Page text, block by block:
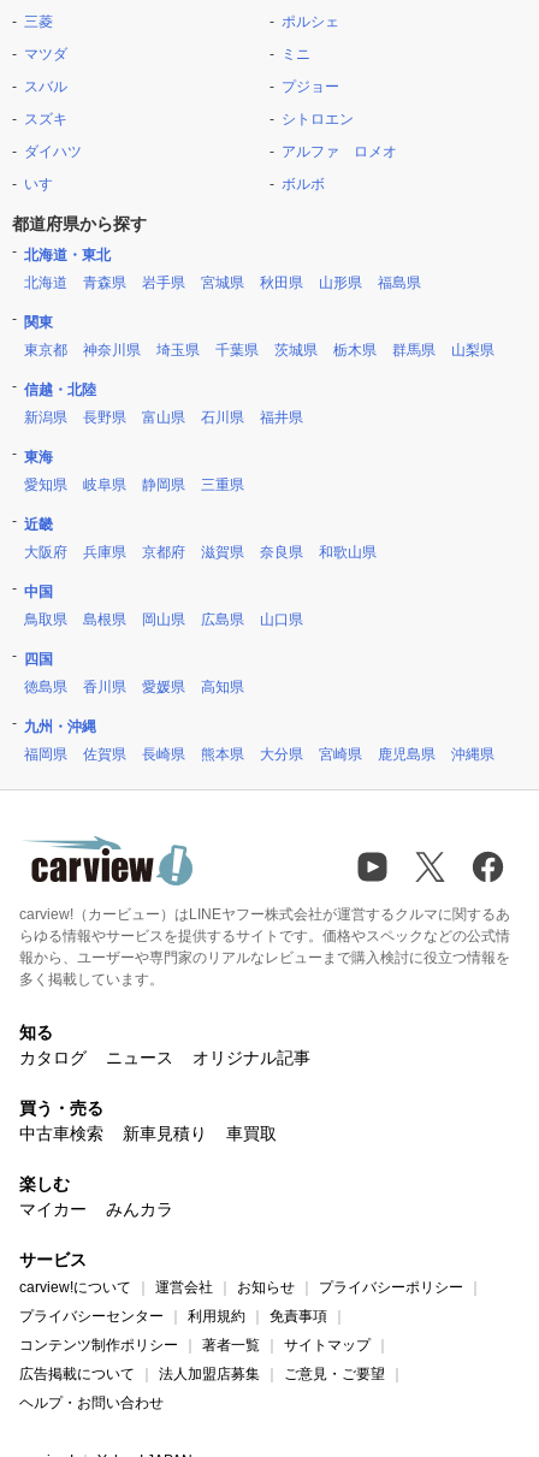
三菱
マツダ
スバル
スズキ
ダイハツ
いすゞ
ポルシェ
ミニ
プジョー
シトロエン
アルファ ロメオ
ボルボ
都道府県から探す
北海道・東北
北海道
青森県 岩手県 宮城県 秋田県 山形県 福島県
関東
東京都
神奈川県 埼玉県 千葉県 茨城県 栃木県 群馬県 山梨県
信越・北陸
新潟県
長野県 富山県 石川県 福井県
東海
愛知県
岐阜県 静岡県 三重県
近畿
大阪府
兵庫県 京都府 滋賀県 奈良県 和歌山県
中国
鳥取県
島根県 岡山県 広島県 山口県
四国
徳島県
香川県 愛媛県 高知県
九州・沖縄
福岡県
佐賀県 長崎県 熊本県 大分県 宮崎県 鹿児島県 沖縄県
carview!（カービュー）はLINEヤフー株式会社が運営するクルマに関するあ
らゆる情報やサービスを提供するサイトです。価格やスペックなどの公式情
報から、ユーザーや専門家のリアルなレビューまで購入検討に役立つ情報を
多く掲載しています。
知る
カタログ
ニュース オリジナル記事
買う・売る
中古車検索
新車見積り 車買取
楽しむ
マイカー
みんカラ
サービス
carview!について 運営会社 お知らせ
プライバシーポリシー
プライバシーセンター
利用規約
免責事項
コンテンツ制作ポリシー
著者一覧
サイトマップ
広告掲載について
法人加盟店募集
ご意見・ご要望
ヘルプ・お問い合わせ